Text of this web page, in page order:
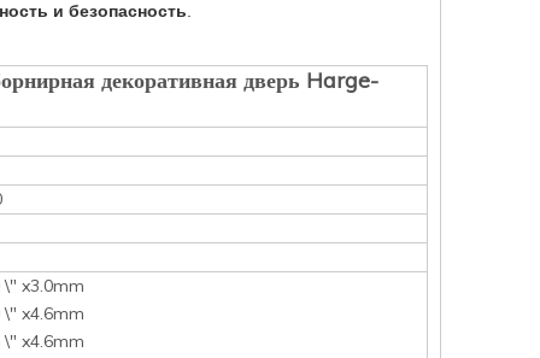
и безопасность
декоративная дверь Harge-
\" x3.0mm
\" x4.6mm
\" x4.6mm